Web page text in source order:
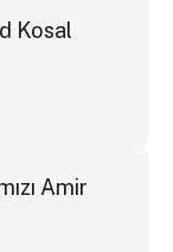
Kosal
Amir